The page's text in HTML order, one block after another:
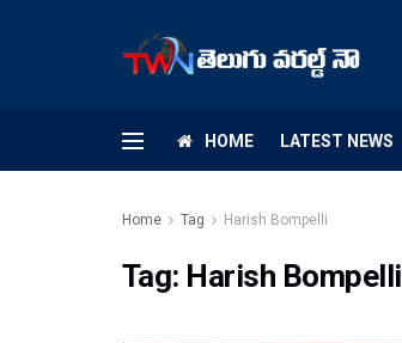
HOME LATEST NEWS
Home Tag Harish Bompelli
Tag: Harish Bompelli